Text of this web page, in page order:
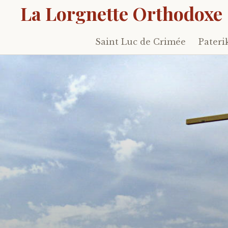
La Lorgnette Orthodoxe
Skip
to
Saint Luc de Crimée